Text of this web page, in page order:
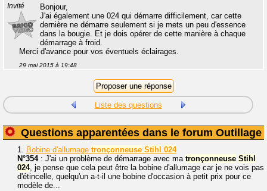
Invité
Bonjour,
J'ai également une 024 qui démarre difficilement, car cette
dernière ne démarre seulement si je mets un peu d'essence
dans la bougie. Et je dois opérer de cette manière à chaque
démarrage à froid.
Merci d'avance pour vos éventuels éclairages.
29 mai 2015 à 19:48
Liste des questions
Questions apparentées dans le forum Outillage
1. Bobine d'allumage tronçonneuse Stihl 024
N°354: J'ai un problème de démarrage avec ma tronçonneuse Stihl
024, je pense que cela peut être la bobine d'allumage car je ne vois pas
d'étincelle, quelqu'un a-t-il une bobine d'occasion à petit prix pour ce
modèle de...